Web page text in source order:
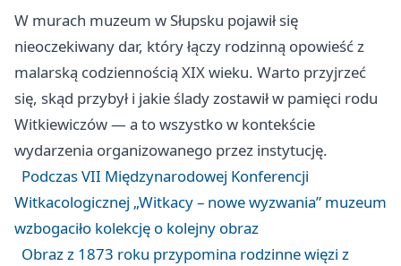
W murach muzeum w Słupsku pojawił się
nieoczekiwany dar, który łączy rodzinną opowieść z
malarską codziennością XIX wieku. Warto przyjrzeć
się, skąd przybył i jakie ślady zostawił w pamięci rodu
Witkiewiczów — a to wszystko w kontekście
wydarzenia organizowanego przez instytucję.
Podczas VII Międzynarodowej Konferencji
Witkacologicznej „Witkacy – nowe wyzwania” muzeum
wzbogaciło kolekcję o kolejny obraz
Obraz z 1873 roku przypomina rodzinne więzi z